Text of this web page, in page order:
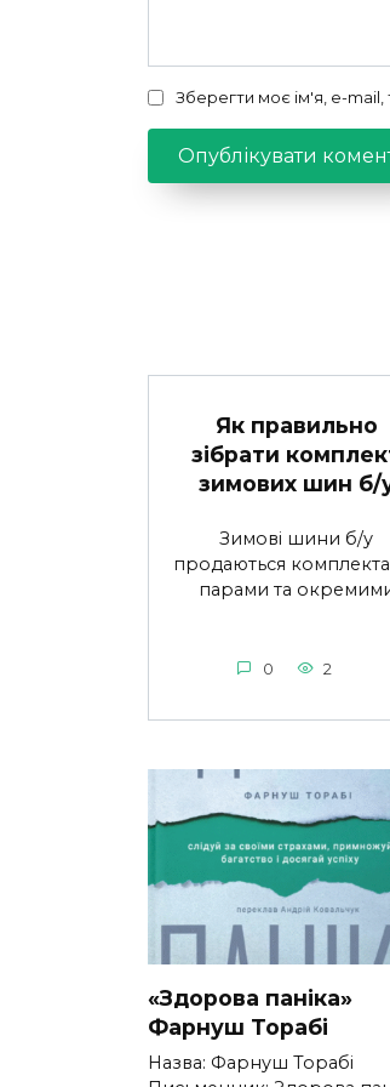
Зберегти моє ім'я, e-mail,
Як правильно
зібрати
зимових шин б/
Зимові шини б/у
продаються
парами та
0 2
«Здорова паніка»
Фарнуш Торабі
Назва: Фарнуш Торабі